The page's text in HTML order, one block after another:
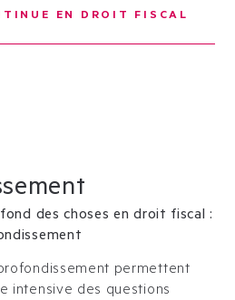
EN DROIT FISCAL
des choses en droit fiscal :
permettent
intensive des questions